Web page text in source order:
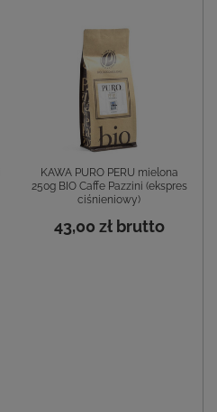
KAWA PURO PERU mielona
250g BIO Caffe Pazzini (ekspres
ciśnieniowy)
43,00 złbrutto